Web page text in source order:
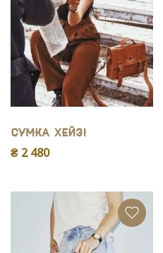
Сумка Хейзі
₴ 2 480